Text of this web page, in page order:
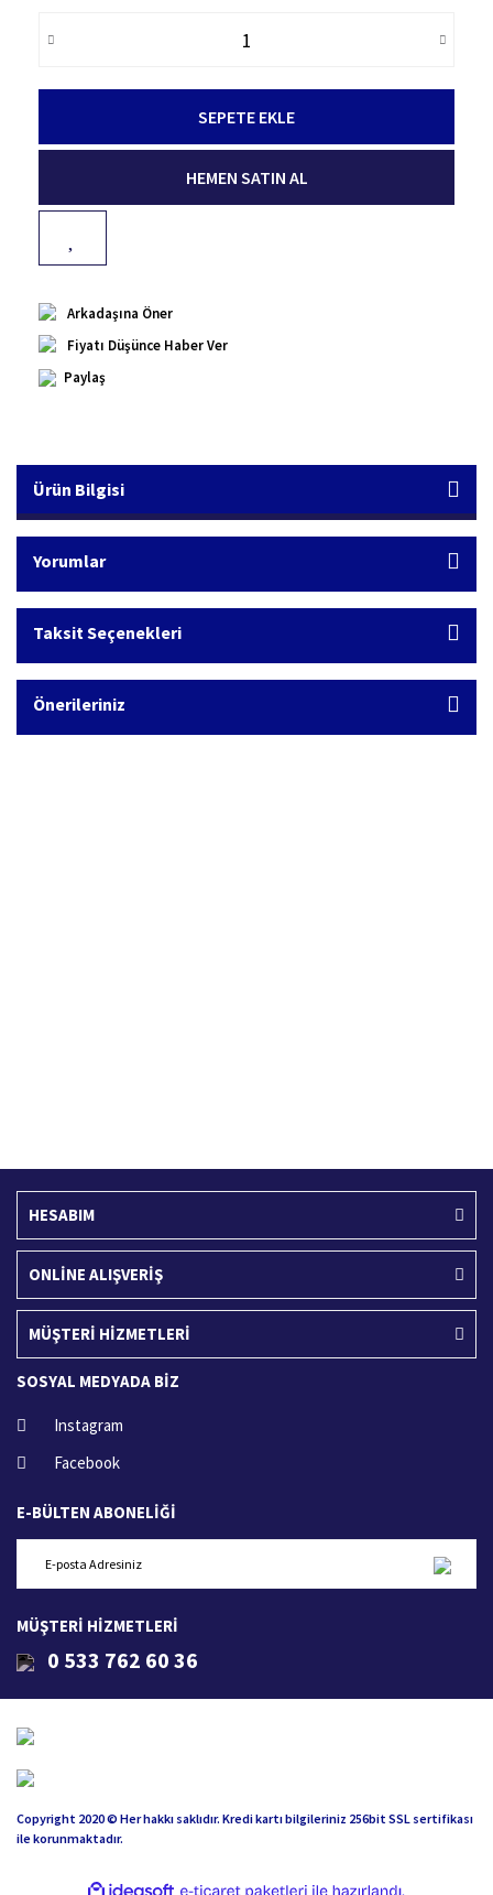
SEPETE EKLE
HEMEN SATIN AL
Arkadaşına Öner
Fiyatı Düşünce Haber Ver
Paylaş
Ürün Bilgisi
Yorumlar
Taksit Seçenekleri
Önerileriniz
HESABIM
ONLİNE ALIŞVERİŞ
MÜŞTERİ HİZMETLERİ
SOSYAL MEDYADA BİZ
Instagram
Facebook
E-BÜLTEN ABONELİĞİ
MÜŞTERİ HİZMETLERİ
0 533 762 60 36
Copyright 2020 © Her hakkı saklıdır. Kredi kartı bilgileriniz 256bit SSL sertifikası
ile korunmaktadır.
ideasoft e-